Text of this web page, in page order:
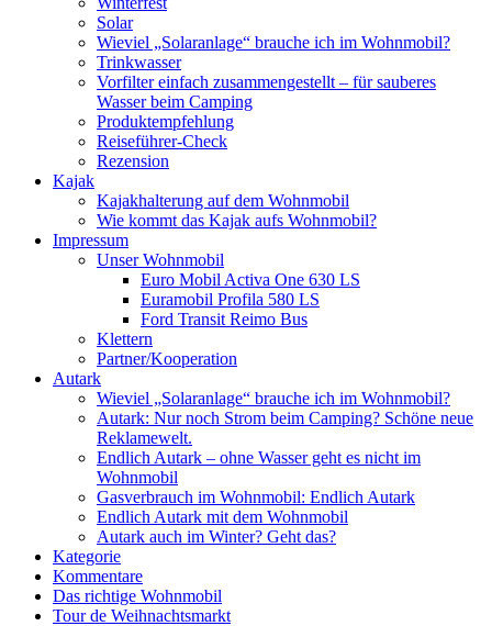
Solar
Wieviel „Solaranlage“ brauche ich im Wohnmobil?
Trinkwasser
Vorfilter einfach zusammengestellt – für sauberes
Wasser beim Camping
Produktempfehlung
Reiseführer-Check
Rezension
Kajak
Kajakhalterung auf dem Wohnmobil
Wie kommt das Kajak aufs Wohnmobil?
Impressum
Unser Wohnmobil
Euro Mobil Activa One 630 LS
Euramobil Profila 580 LS
Ford Transit Reimo Bus
Klettern
Partner/Kooperation
Autark
Wieviel „Solaranlage“ brauche ich im Wohnmobil?
Autark: Nur noch Strom beim Camping? Schöne neue
Reklamewelt.
Endlich Autark – ohne Wasser geht es nicht im
Wohnmobil
Gasverbrauch im Wohnmobil: Endlich Autark
Endlich Autark mit dem Wohnmobil
Autark auch im Winter? Geht das?
Kategorie
Kommentare
Das richtige Wohnmobil
Tour de Weihnachtsmarkt